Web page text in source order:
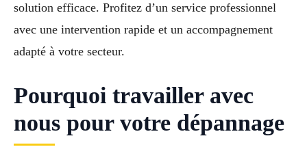
solution efficace. Profitez d’un service professionnel
avec une intervention rapide et un accompagnement
adapté à votre secteur.
Pourquoi travailler avec
nous pour votre dépannage